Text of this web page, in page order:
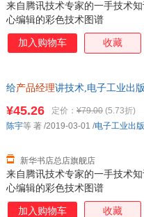
来自腾讯技术专家的一手技术
心编辑的彩色技术图谱
加入购物车 收藏
给产品经理讲技术,电子工业出
来自腾讯技术专家的一手技术
心编辑的彩色技术图谱
¥45.26 定价： ¥79.00 (5.73折)
新华书店总店旗舰店
陈宇等 著 /2019-03-01 /电子工业出
加入购物车 收藏